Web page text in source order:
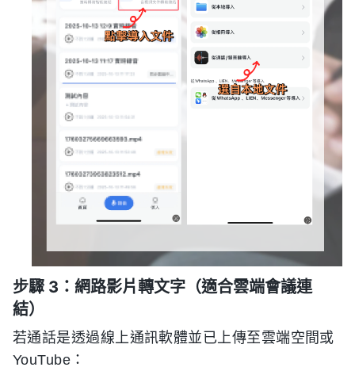
步驟 3：網路影片轉文字（適合雲端會議連
結）
若通話是透過線上通訊軟體並已上傳至雲端空間或
YouTube：